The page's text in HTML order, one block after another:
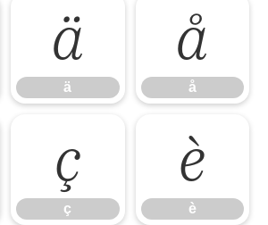
ä
ä
å
å
ç
ç
è
è